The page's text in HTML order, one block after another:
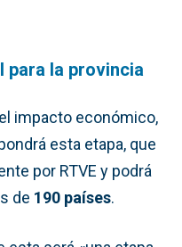
para la provincia
impacto económico,
esta etapa, que
por RTVE y podrá
de 190 países.